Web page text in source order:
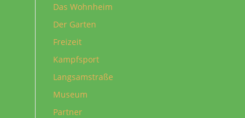
Das Wohnheim
Der Garten
Freizeit
Kampfsport
Langsamstraße
Museum
Partner